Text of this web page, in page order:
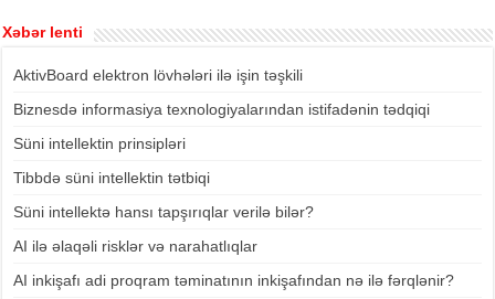
Xəbər lenti
AktivBoard elektron lövhələri ilə işin təşkili
Biznesdə informasiya texnologiyalarından istifadənin tədqiqi
Süni intellektin prinsipləri
Tibbdə süni intellektin tətbiqi
Süni intellektə hansı tapşırıqlar verilə bilər?
AI ilə əlaqəli risklər və narahatlıqlar
AI inkişafı adi proqram təminatının inkişafından nə ilə fərqlənir?